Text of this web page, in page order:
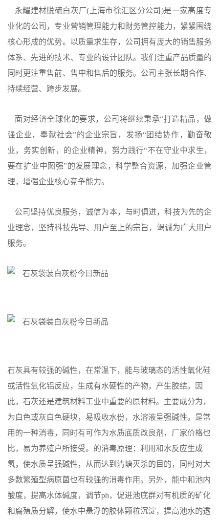
永耀建材脱硫白灰厂(上海市徐汇区分公司)是一家高度专
业化的公司，专业营销管理能力和财务管控能力，紧紧围绕
核心形成的优势。以质量求生存，公司拥有庞大的销售服务
体系、先进的技术、专业的设计团队。我们注重产品质量的
同时更注重售前、售中和售后的服务。公司主张长期合作、
持续经营、跨步发展。
面对经济全球化的要求，公司将继续秉承“打造精品，做
强企业，奉献社会”的企业宗旨，发扬“团结协作，勤奋敬
业，务实创新，的企业精神，努力践行“不在守业中求生，
要在扩业中图强”的发展理念，科学整合资源，加强企业管
理，增强企业核心竞争能力。
公司坚持优良服务，诚信为本，与时俱进，科技为先的企
业理念，坚持科技先导、用户至上的宗旨，竭诚为广大用户
服务。
石灰具有较强的碱性，在常温下，能与玻璃态的活性氧化硅
或活性氧化铝反应，生成有水硬性的产物，产生胶结。因
此，石灰还是建筑材料工业中重要的原材料。主要成分为，
为白色或灰白色硬块，易吸收水份，水溶液呈强碱性。是常
用的一种消毒，同时有可作为水质底质改良剂，厂家价格也
比，易为养殖户所接受。的消毒原理：利用和水反应生成
氢，使水质呈强碱性，从而达到清塘灭杀的目的，同时对大
多数繁殖型病原菌也有较强的消毒作用。另外，能中和池内
酸度，提高水体碱度，调节ph，促进池底群对有机质的矿化
和腐殖质分解，使水中悬浮的胶体颗粒沉淀，提高池水的透